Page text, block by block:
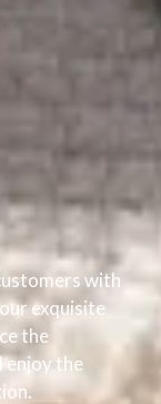
with
exquisite
the
enjoy the